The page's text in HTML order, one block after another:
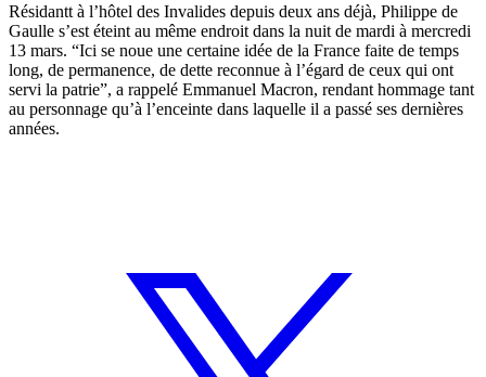
Résidantt à l’hôtel des Invalides depuis deux ans déjà, Philippe de
Gaulle s’est éteint au même endroit dans la nuit de mardi à mercredi
13 mars. “Ici se noue une certaine idée de la France faite de temps
long, de permanence, de dette reconnue à l’égard de ceux qui ont
servi la patrie”, a rappelé Emmanuel Macron, rendant hommage tant
au personnage qu’à l’enceinte dans laquelle il a passé ses dernières
années.